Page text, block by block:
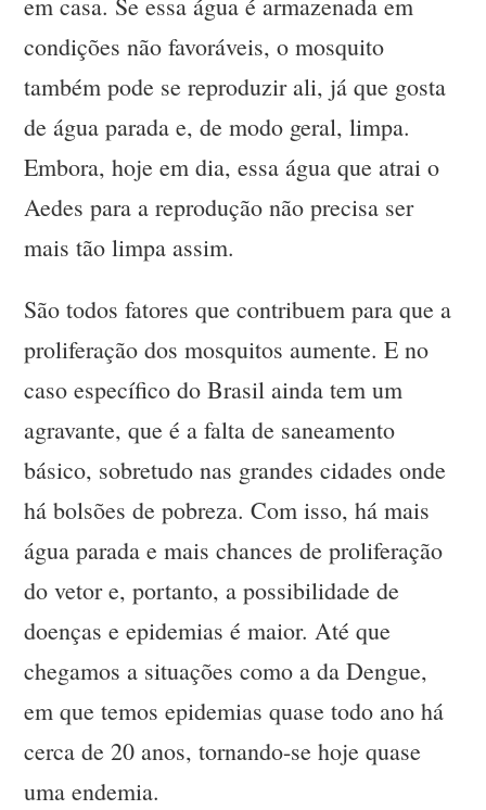
em casa. Se essa água é armazenada em
condições não favoráveis, o mosquito
também pode se reproduzir ali, já que gosta
de água parada e, de modo geral, limpa.
Embora, hoje em dia, essa água que atrai o
Aedes para a reprodução não precisa ser
mais tão limpa assim.
São todos fatores que contribuem para que a
proliferação dos mosquitos aumente. E no
caso específico do Brasil ainda tem um
agravante, que é a falta de saneamento
básico, sobretudo nas grandes cidades onde
há bolsões de pobreza. Com isso, há mais
água parada e mais chances de proliferação
do vetor e, portanto, a possibilidade de
doenças e epidemias é maior. Até que
chegamos a situações como a da Dengue,
em que temos epidemias quase todo ano há
cerca de 20 anos, tornando-se hoje quase
uma endemia.